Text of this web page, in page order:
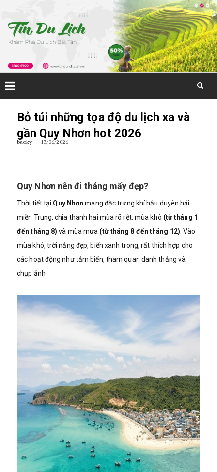
content
Bỏ túi những tọa độ du lịch xa và
gần Quy Nhơn hot 2026
baoky 13/06/2026
Quy Nhơn nên đi tháng mấy đẹp?
Thời tiết tại Quy Nhơn mang đặc trưng khí hậu duyên hải
miền Trung, chia thành hai mùa rõ rệt: mùa khô (từ tháng 1
đến tháng 8) và mùa mưa (từ tháng 8 đến tháng 12) . Vào
mùa khô, trời nắng đẹp, biển xanh trong, rất thích hợp cho
các hoạt động như tắm biển, tham quan danh thắng và
chụp ảnh.